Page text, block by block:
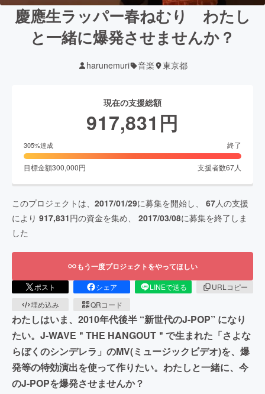
慶應生ラッパー春ねむり わたし
と一緒に爆発させませんか？
harunemuri 音楽 東京都
現在の支援総額
917,831 円
305%達成 終了
目標金額300,000円 支援者数67人
このプロジェクトは、 2017/01/29に募集を開始し、 67人の支援
により 917,831円の資金を集め、 2017/03/08に募集を終了しま
した
もう一度プロジェクトをやってほしい
ポスト シェア LINEで送る
URLコピー
埋め込み
QRコード
わたしはいま、2010年代後半 “新世代のJ-POP” になり
たい。J-WAVE＂THE HANGOUT＂で生まれた「さよな
らぼくのシンデレラ」のMV(ミュージックビデオ)を、爆
発等の特効演出を使って作りたい。わたしと一緒に、今
のJ-POPを爆発させませんか？